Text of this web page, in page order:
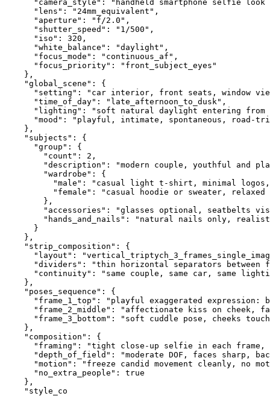
"camera_style": "handheld smartphone selfie look
      "lens": "24mm_equivalent",
      "aperture": "f/2.0",
      "shutter_speed": "1/500",
      "iso": 320,
      "white_balance": "daylight",
      "focus_mode": "continuous_af",
      "focus_priority": "front_subject_eyes"
    },
    "global_scene": {
"setting": "car interior, front seats, window
      "time_of_day": "late_afternoon_to_dusk",
"lighting": "soft natural daylight entering
"mood": "playful, intimate, spontaneous, road-
    },
    "subjects": {
      "group": {
        "count": 2,
"description": "modern couple, youthful and
        "wardrobe": {
"male": "casual light t-shirt, minimal
"female": "casual hoodie or sweater, relaxed
        },
"accessories": "glasses optional, seatbelts
"hands_and_nails": "natural nails only,
      }
    },
    "strip_composition": {
"layout":
"dividers": "thin horizontal separators between
"continuity": "same couple, same car, same
    },
    "poses_sequence": {
"frame_1_top": "playful exaggerated expression:
"frame_2_middle": "affectionate kiss on cheek,
"frame_3_bottom": "soft cuddle pose, cheeks
    },
    "composition": {
"framing": "tight close-up selfie in each
"depth_of_field": "moderate DOF, faces sharp,
"motion": "freeze candid movement cleanly, no
      "no_extra_people": true
    },
    "style_co